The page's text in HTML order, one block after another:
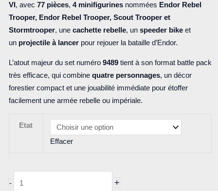
VI , avec 77 pièces, 4 minifigurinesnommées Endor Rebel
Trooper, Endor Rebel Trooper, Scout Trooper et
Stormtrooper, une cachette rebelle, un speeder bikeet
un projectile à lancerpour rejouer la bataille d’Endor.
L’atout majeur du set numéro 9489tient à son format battle pack
très efficace, qui combine quatre personnages, un décor
forestier compact et une jouabilité immédiate pour étoffer
facilement une armée rebelle ou impériale.
Etat
Effacer
- +